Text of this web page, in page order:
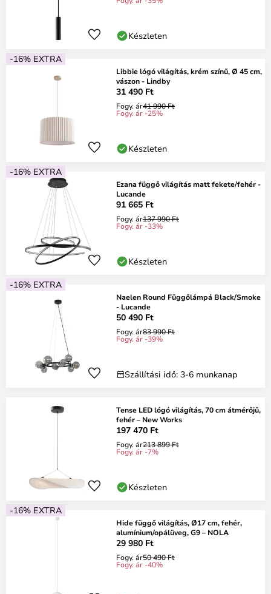
Készleten
-16% EXTRA
Libbie lógó világítás, krém színű, Ø 45 cm,
vászon - Lindby
31 490 Ft
Fogy. ár41 990 Ft
Fogy. ár -25%
Készleten
-16% EXTRA
Ezana függő világítás matt fekete/fehér -
Lucande
91 665 Ft
Fogy. ár137 990 Ft
Fogy. ár -33%
Készleten
-16% EXTRA
Naelen Round Függőlámpá Black/Smoke
- Lucande
50 490 Ft
Fogy. ár83 990 Ft
Fogy. ár -39%
Szállítási idő: 3-6 munkanap
Tense LED lógó világítás, 70 cm átmérőjű,
fehér – New Works
197 470 Ft
Fogy. ár213 899 Ft
Fogy. ár -7%
Készleten
-16% EXTRA
Hide függő világítás, Ø17 cm, fehér,
alumínium/opálüveg, G9 – NOLA
29 980 Ft
Fogy. ár50 490 Ft
Fogy. ár -40%